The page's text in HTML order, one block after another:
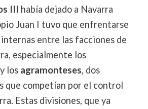
III había dejado a Navarra
Juan I tuvo que enfrentarse
entre las facciones de
especialmente los
y los agramonteses, dos
que competían por el control
Estas divisiones, que ya